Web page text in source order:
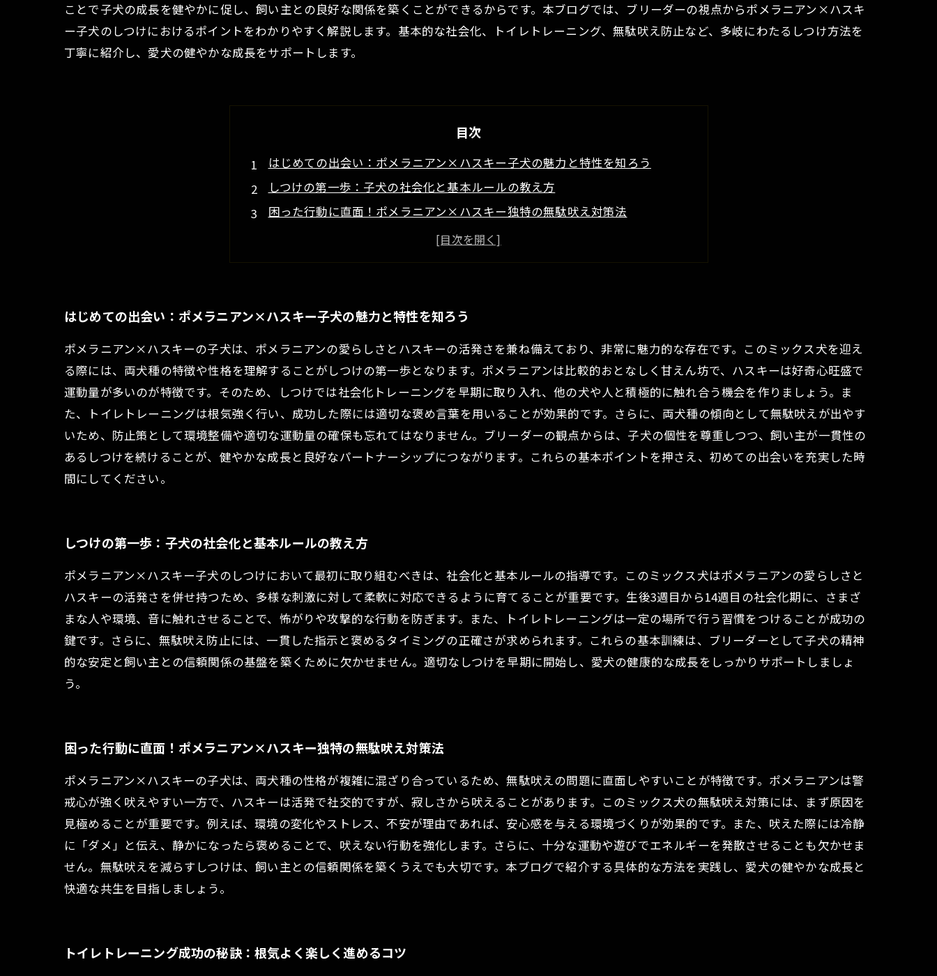
ことで子犬の成長を健やかに促し、飼い主との良好な関係を築くことができるからです。本ブログでは、ブリーダーの視点からポメラニアン×ハスキ
ー子犬のしつけにおけるポイントをわかりやすく解説します。基本的な社会化、トイレトレーニング、無駄吠え防止など、多岐にわたるしつけ方法を
丁寧に紹介し、愛犬の健やかな成長をサポートします。
目次
はじめての出会い：ポメラニアン×ハスキー子犬の魅力と特性を知ろう
しつけの第一歩：子犬の社会化と基本ルールの教え方
困った行動に直面！ポメラニアン×ハスキー独特の無駄吠え対策法
トイレトレーニング成功の秘訣：根気よく楽しく進めるコツ
未来へつなぐしつけ術：健康で幸せなポメラニアン×ハスキーライフのために
はじめての出会い：ポメラニアン×ハスキー子犬の魅力と特性を知ろう
ポメラニアン×ハスキーの子犬は、ポメラニアンの愛らしさとハスキーの活発さを兼ね備えており、非常に魅力的な存在です。このミックス犬を迎え
る際には、両犬種の特徴や性格を理解することがしつけの第一歩となります。ポメラニアンは比較的おとなしく甘えん坊で、ハスキーは好奇心旺盛で
運動量が多いのが特徴です。そのため、しつけでは社会化トレーニングを早期に取り入れ、他の犬や人と積極的に触れ合う機会を作りましょう。ま
た、トイレトレーニングは根気強く行い、成功した際には適切な褒め言葉を用いることが効果的です。さらに、両犬種の傾向として無駄吠えが出やす
いため、防止策として環境整備や適切な運動量の確保も忘れてはなりません。ブリーダーの観点からは、子犬の個性を尊重しつつ、飼い主が一貫性の
あるしつけを続けることが、健やかな成長と良好なパートナーシップにつながります。これらの基本ポイントを押さえ、初めての出会いを充実した時
間にしてください。
しつけの第一歩：子犬の社会化と基本ルールの教え方
ポメラニアン×ハスキー子犬のしつけにおいて最初に取り組むべきは、社会化と基本ルールの指導です。このミックス犬はポメラニアンの愛らしさと
ハスキーの活発さを併せ持つため、多様な刺激に対して柔軟に対応できるように育てることが重要です。生後3週目から14週目の社会化期に、さまざ
まな人や環境、音に触れさせることで、怖がりや攻撃的な行動を防ぎます。また、トイレトレーニングは一定の場所で行う習慣をつけることが成功の
鍵です。さらに、無駄吠え防止には、一貫した指示と褒めるタイミングの正確さが求められます。これらの基本訓練は、ブリーダーとして子犬の精神
的な安定と飼い主との信頼関係の基盤を築くために欠かせません。適切なしつけを早期に開始し、愛犬の健康的な成長をしっかりサポートしましょ
う。
困った行動に直面！ポメラニアン×ハスキー独特の無駄吠え対策法
ポメラニアン×ハスキーの子犬は、両犬種の性格が複雑に混ざり合っているため、無駄吠えの問題に直面しやすいことが特徴です。ポメラニアンは警
戒心が強く吠えやすい一方で、ハスキーは活発で社交的ですが、寂しさから吠えることがあります。このミックス犬の無駄吠え対策には、まず原因を
見極めることが重要です。例えば、環境の変化やストレス、不安が理由であれば、安心感を与える環境づくりが効果的です。また、吠えた際には冷静
に「ダメ」と伝え、静かになったら褒めることで、吠えない行動を強化します。さらに、十分な運動や遊びでエネルギーを発散させることも欠かせま
せん。無駄吠えを減らすしつけは、飼い主との信頼関係を築くうえでも大切です。本ブログで紹介する具体的な方法を実践し、愛犬の健やかな成長と
快適な共生を目指しましょう。
トイレトレーニング成功の秘訣：根気よく楽しく進めるコツ